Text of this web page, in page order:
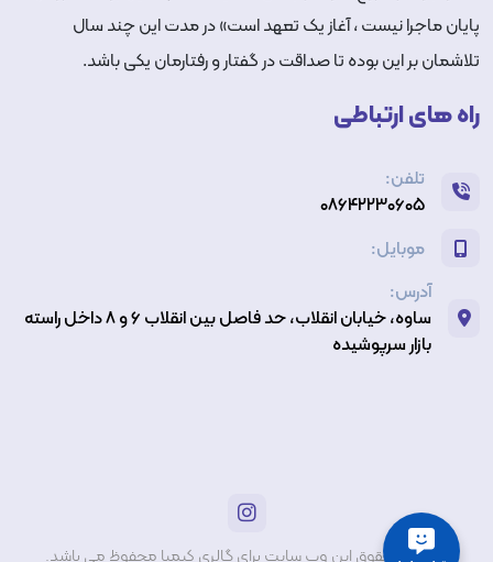
پایان ماجرا نیست ، آغاز یک تعهد است» در مدت این چند سال
تلاشمان بر این بوده تا صداقت در گفتار و رفتارمان یکی باشد.
راه های ارتباطی
تلفن:
۰۸۶۴۲۲۳۰۶۰۵
موبایل:
آدرس:
ساوه، خیابان انقلاب، حد فاصل بین انقلاب ۶ و ۸ داخل راسته
بازار سرپوشیده
تمام حقوق این وب سایت برای گالری کیمیا محفوظ می باشد.